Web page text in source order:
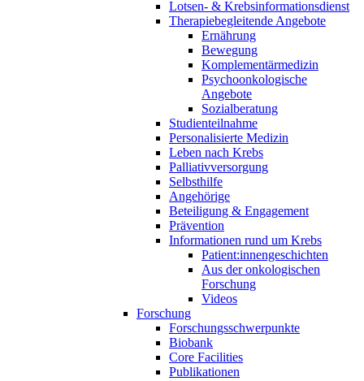
Lotsen- & Krebsinformationsdienst
Therapiebegleitende Angebote
Ernährung
Bewegung
Komplementärmedizin
Psychoonkologische
Angebote
Sozialberatung
Studienteilnahme
Personalisierte Medizin
Leben nach Krebs
Palliativversorgung
Selbsthilfe
Angehörige
Beteiligung & Engagement
Prävention
Informationen rund um Krebs
Patient:innengeschichten
Aus der onkologischen
Forschung
Videos
Forschung
Forschungsschwerpunkte
Biobank
Core Facilities
Publikationen